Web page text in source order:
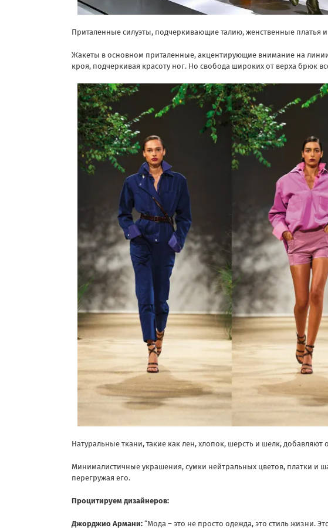
Приталенные силуэты, подчеркивающие талию, женственные платья
Жакеты в основном приталенные, акцентирующие внимание на
кроя, подчеркивая красоту ног. Но свобода широких от верха брюк
Натуральные ткани, такие как лен, хлопок, шерсть и шелк, добавляют
Минималистичные украшения, сумки нейтральных цветов, платки и
перегружая его.
Процитируем дизайнеров:
Джорджио Армани:“Мода – это не просто одежда, это стиль жизни.